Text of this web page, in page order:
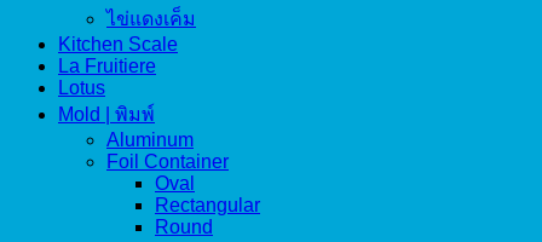
ไข่แดงเค็ม
Kitchen Scale
La Fruitiere
Lotus
Mold | พิมพ์
Aluminum
Foil Container
Oval
Rectangular
Round